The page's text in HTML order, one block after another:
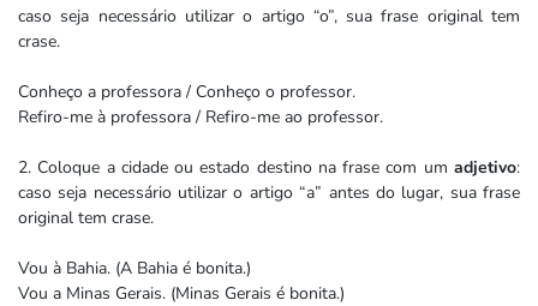
caso seja necessário utilizar o artigo “o”, sua frase original tem
crase.
Conheço a professora / Conheço o professor.
Refiro-me à professora / Refiro-me ao professor.
2. Coloque a cidade ou estado destino na frase com um adjetivo:
caso seja necessário utilizar o artigo “a” antes do lugar, sua frase
original tem crase.
Vou à Bahia. (A Bahia é bonita.)
Vou a Minas Gerais. (Minas Gerais é bonita.)